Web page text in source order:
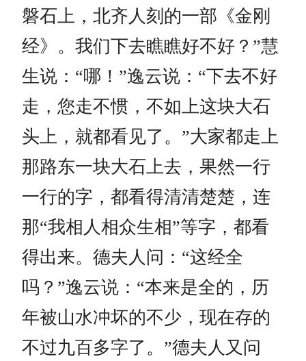
磐石上，北齐人刻的一部《金刚
经》。我们下去瞧瞧好不好？”慧
生说：“哪！”逸云说：“下去不好
走，您走不惯，不如上这块大石
头上，就都看见了。”大家都走上
那路东一块大石上去，果然一行
一行的字，都看得清清楚楚，连
那“我相人相众生相”等字，都看
得出来。德夫人问：“这经全
吗？”逸云说：“本来是全的，历
年被山水冲坏的不少，现在存的
不过九百多字了。”德夫人又问